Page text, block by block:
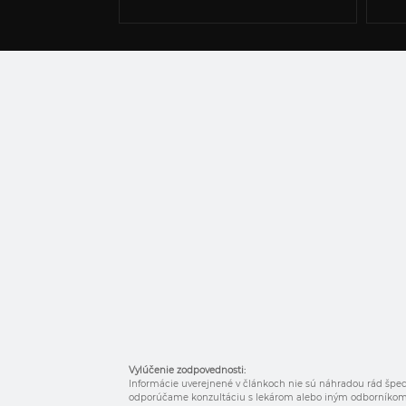
Vylúčenie zodpovednosti:
Informácie uverejnené v článkoch nie sú náhradou rád
odporúčame konzultáciu s lekárom alebo iným